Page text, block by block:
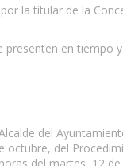
la titular de la
presenten en
del
del
del martes, 12